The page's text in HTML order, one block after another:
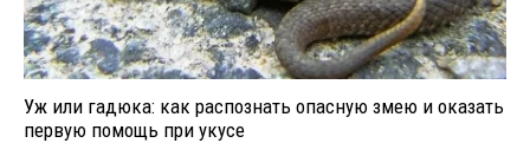
Уж или гадюка: как распознать опасную змею и оказать
первую помощь при укусе